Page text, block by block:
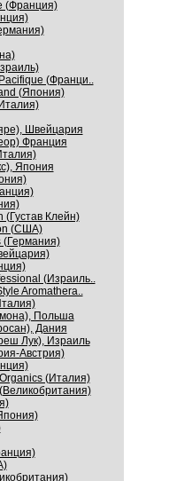
(Франция)
(Франци..
(Япония)
Швейцария
Франция
Япония
(Густав Клейн)
(США)
(Германия)
(Израиль..
Aromathera..
Польша
Дания
Лук), Израиль
Австрия)
(Италия)